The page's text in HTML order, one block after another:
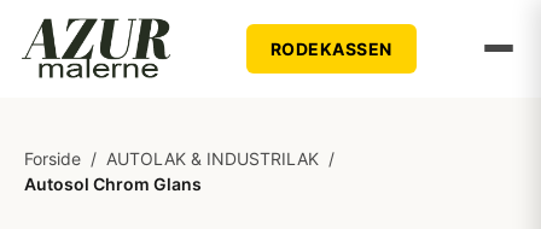
RODEKASSEN
Forside / AUTOLAK & INDUSTRILAK /
Autosol Chrom Glans